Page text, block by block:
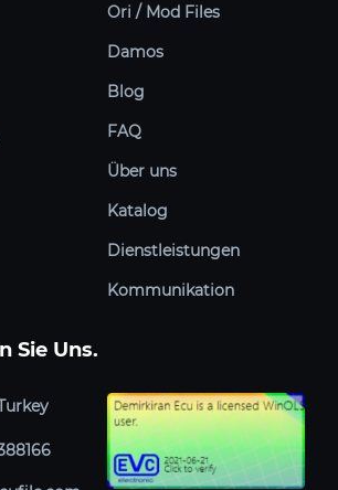
Ori / Mod Files
Damos
Blog
FAQ
Über uns
Katalog
Dienstleistungen
Kommunikation
Sie Uns.